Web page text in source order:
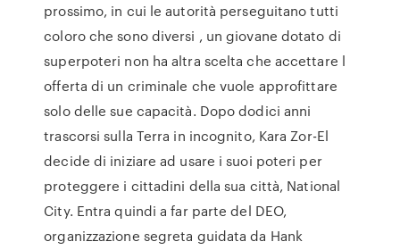
prossimo, in cui le autorità perseguitano tutti
coloro che sono diversi , un giovane dotato di
superpoteri non ha altra scelta che accettare l
offerta di un criminale che vuole approfittare
solo delle sue capacità. Dopo dodici anni
trascorsi sulla Terra in incognito, Kara Zor-El
decide di iniziare ad usare i suoi poteri per
proteggere i cittadini della sua città, National
City. Entra quindi a far parte del DEO,
organizzazione segreta guidata da Hank